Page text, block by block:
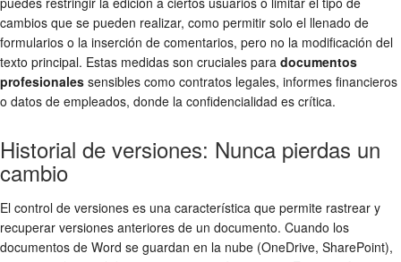
cambios que se pueden realizar, como permitir solo el llenado de
formularios o la inserción de comentarios, pero no la modificación del
texto principal. Estas medidas son cruciales para documentos
profesionales sensibles como contratos legales, informes financieros
o datos de empleados, donde la confidencialidad es crítica.
Historial de versiones: Nunca pierdas un
cambio
El control de versiones es una característica que permite rastrear y
recuperar versiones anteriores de un documento. Cuando los
documentos de Word se guardan en la nube (OneDrive, SharePoint),